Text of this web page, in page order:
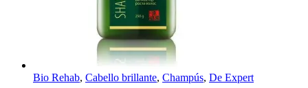
Bio Rehab, Cabello brillante, Champús, De Expert